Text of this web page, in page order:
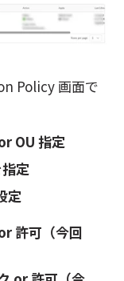
Policy 画面で
OU 指定
定
定
許可（今回